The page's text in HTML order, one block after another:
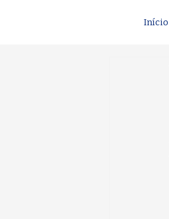
Início